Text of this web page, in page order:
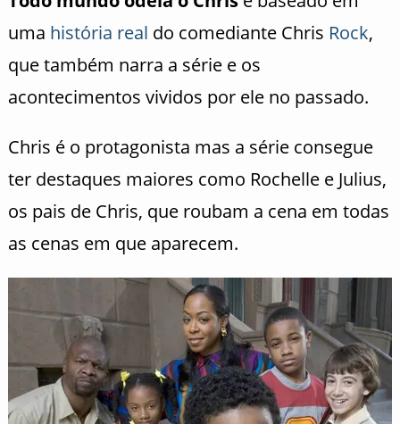
uma história real do comediante Chris Rock,
que também narra a série e os
acontecimentos vividos por ele no passado.
Chris é o protagonista mas a série consegue
ter destaques maiores como Rochelle e Julius,
os pais de Chris, que roubam a cena em todas
as cenas em que aparecem.